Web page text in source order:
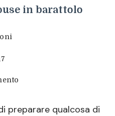
in barattolo
in
preparare qualcosa di